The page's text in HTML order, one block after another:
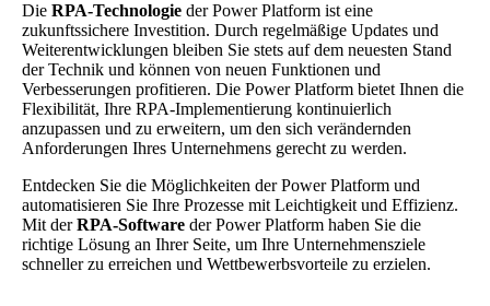
Die RPA-Technologie der Power Platform ist eine
zukunftssichere Investition. Durch regelmäßige Updates und
Weiterentwicklungen bleiben Sie stets auf dem neuesten Stand
der Technik und können von neuen Funktionen und
Verbesserungen profitieren. Die Power Platform bietet Ihnen die
Flexibilität, Ihre RPA-Implementierung kontinuierlich
anzupassen und zu erweitern, um den sich verändernden
Anforderungen Ihres Unternehmens gerecht zu werden.
Entdecken Sie die Möglichkeiten der Power Platform und
automatisieren Sie Ihre Prozesse mit Leichtigkeit und Effizienz.
Mit derRPA-Software der Power Platform haben Sie die
richtige Lösung an Ihrer Seite, um Ihre Unternehmensziele
schneller zu erreichen und Wettbewerbsvorteile zu erzielen.